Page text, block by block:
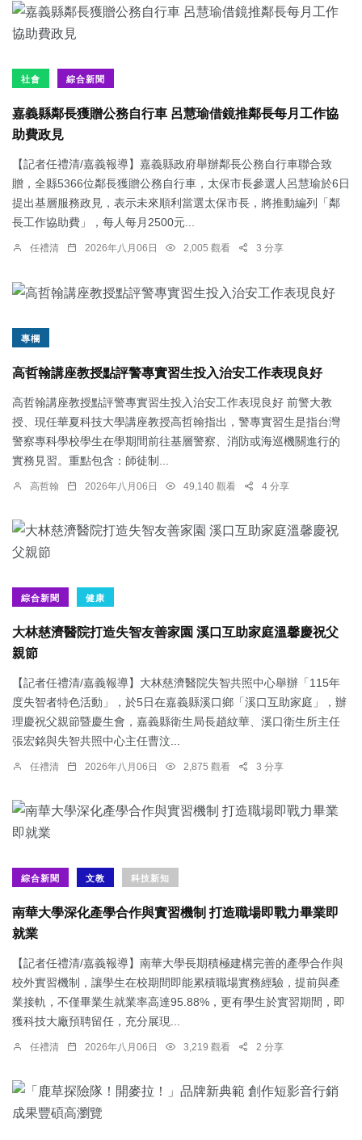
社會 綜合新聞
嘉義縣鄰長獲贈公務自行車 呂慧瑜借鏡推鄰長每月工作協
助費政見
【記者任禮清/嘉義報導】嘉義縣政府舉辦鄰長公務自行車聯合致
贈，全縣5366位鄰長獲贈公務自行車，太保市長參選人呂慧瑜於6日
提出基層服務政見，表示未來順利當選太保市長，將推動編列「鄰
長工作協助費」，每人每月2500元...
任禮清 2026年八月06日 2,005 觀看 3 分享
專欄
高哲翰講座教授點評警專實習生投入治安工作表現良好
高哲翰講座教授點評警專實習生投入治安工作表現良好 前警大教
授、現任華夏科技大學講座教授高哲翰指出，警專實習生是指台灣
警察專科學校學生在學期間前往基層警察、消防或海巡機關進行的
實務見習。重點包含：師徒制...
高哲翰 2026年八月06日 49,140 觀看 4 分享
綜合新聞 健康
大林慈濟醫院打造失智友善家園 溪口互助家庭溫馨慶祝父
親節
【記者任禮清/嘉義報導】大林慈濟醫院失智共照中心舉辦「115年
度失智者特色活動」，於5日在嘉義縣溪口鄉「溪口互助家庭」，辦
理慶祝父親節暨慶生會，嘉義縣衛生局長趙紋華、溪口衛生所主任
張宏銘與失智共照中心主任曹汶...
任禮清 2026年八月06日 2,875 觀看 3 分享
綜合新聞 文教 科技新知
南華大學深化產學合作與實習機制 打造職場即戰力畢業即
就業
【記者任禮清/嘉義報導】南華大學長期積極建構完善的產學合作與
校外實習機制，讓學生在校期間即能累積職場實務經驗，提前與產
業接軌，不僅畢業生就業率高達95.88%，更有學生於實習期間，即
獲科技大廠預聘留任，充分展現...
任禮清 2026年八月06日 3,219 觀看 2 分享